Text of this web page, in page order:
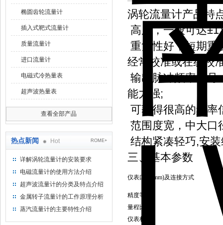
椭圆齿轮流量计
插入式靶式流量计
质量流量计
进口流量计
电磁式冷热量表
超声波热量表
查看全部产品
热点新闻 Hot ROME+
详解涡轮流量计的安装要求
电磁流量计的使用方法介绍
超声波流量计的分类及特点介绍
金属转子流量计的工作原理分析
蒸汽流量计的主要特性介绍
涡轮流量计产品特
高度，一般可达±1
重复性好，短期重
经常校准或在线校
输出脉冲频率信号
能力强;
可莸得很高的频率
范围度宽，中大口
结构紧凑轻巧,安
三、基本参数
仪表口径 (mm)及连接方式
精度等级
量程比
仪表材质